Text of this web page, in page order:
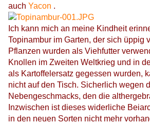
auch Yacon .
Ich kann mich an meine Kindheit
Topinambur im Garten, der sich üppig
Pflanzen wurden als Viehfutter
Knollen im Zweiten Weltkrieg und in
als Kartoffelersatz gegessen wurden,
nicht auf den Tisch. Sicherlich wegen
Nebengeschmacks, den die
Inzwischen ist dieses widerliche
in den neuen Sorten nicht mehr